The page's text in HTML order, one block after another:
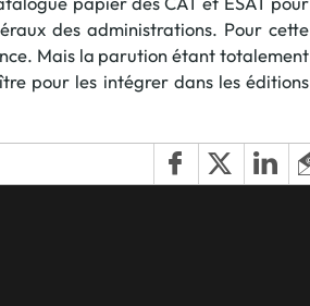
des administrations. Pour cette
Mais la parution étant totalement
pour les intégrer dans les éditions